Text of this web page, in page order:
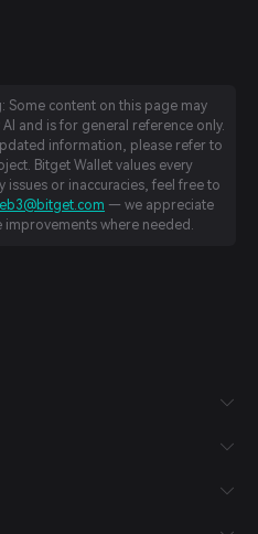
Some content on this page may
and is for general reference only.
information, please refer to
Bitget Wallet values every
issues or inaccuracies, feel free to
— we appreciate
where needed.